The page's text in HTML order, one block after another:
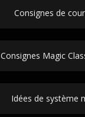
Consignes de
Consignes Magic
Idées de système